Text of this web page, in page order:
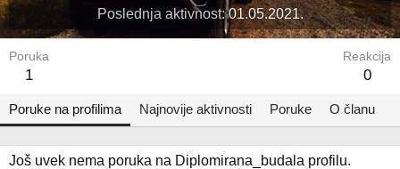
Poslednja aktivnost 01.05.2021.
Poruka
1
Reakcija
0
Poruke na profilima Najnovije aktivnosti Poruke O članu
Još uvek nema poruka na Diplomirana_budala profilu.